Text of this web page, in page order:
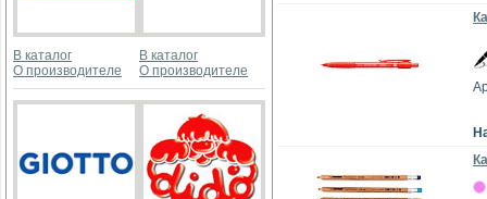
В каталог
О производителе
В каталог
О производителе